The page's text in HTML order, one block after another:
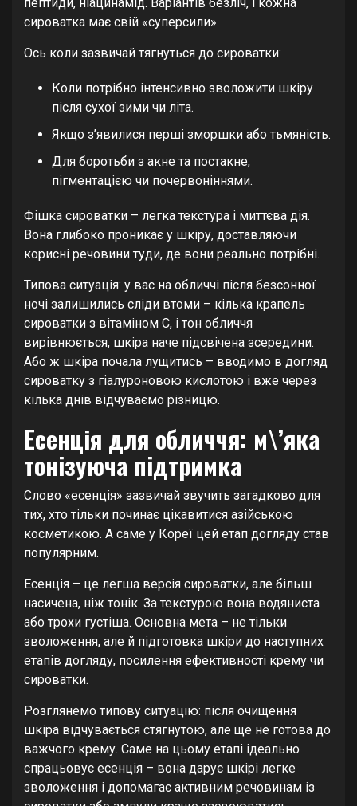
сироватка має свій «суперсили».
Ось коли зазвичай тягнуться до сироватки:
Коли потрібно інтенсивно зволожити шкіру
після сухої зими чи літа.
Якщо з’явилися перші зморшки або тьмяність.
Для боротьби з акне та постакне,
пігментацією чи почервоніннями.
Фішка сироватки – легка текстура і миттєва дія.
Вона глибоко проникає у шкіру, доставляючи
корисні речовини туди, де вони реально потрібні.
Типова ситуація: у вас на обличчі після безсонної
ночі залишились сліди втоми – кілька крапель
сироватки з вітаміном С, і тон обличчя
вирівнюється, шкіра наче підсвічена зсередини.
Або ж шкіра почала лущитись – вводимо в догляд
сироватку з гіалуроновою кислотою і вже через
кілька днів відчуваємо різницю.
Есенція для обличчя: м\’яка
тонізуюча підтримка
Слово «есенція» зазвичай звучить загадково для
тих, хто тільки починає цікавитися азійською
косметикою. А саме у Кореї цей етап догляду став
популярним.
Есенція – це легша версія сироватки, але більш
насичена, ніж тонік. За текстурою вона водяниста
або трохи густіша. Основна мета – не тільки
зволоження, але й підготовка шкіри до наступних
етапів догляду, посилення ефективності крему чи
сироватки.
Розглянемо типову ситуацію: після очищення
шкіра відчувається стягнутою, але ще не готова до
важчого крему. Саме на цьому етапі ідеально
спрацьовує есенція – вона дарує шкірі легке
зволоження і допомагає активним речовинам із